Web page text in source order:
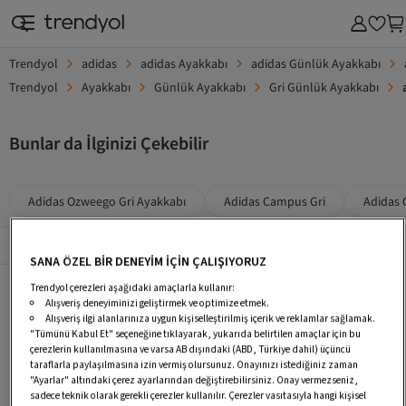
Trendyol adidas adidas Ayakkabı adidas Günlük Ayakkabı
Trendyol
Ayakkabı Günlük Ayakkabı Gri Günlük Ayakkabı
Bunlar da İlginizi Çekebilir
Adidas Ozweego Gri Ayakkabı Adidas Campus Gri Adidas
Adidas Ozweego Gri Ayakkabı Adidas Campus Gri
Adidas Yeşil Beyaz Ayakkabı
Adidas Rapidmove Ayakkabı
Adidas Renkli AyakkabıAdidas Daily 3.0
Adidas Unisex Ayakkabı
Günlük Gri Spor Ayakkabı Daily Gri Spor Ayakkabı
SANA ÖZEL BİR DENEYİM İÇİN ÇALIŞIYORUZ
Trendyol çerezleri aşağıdaki amaçlarla kullanır:
Alışveriş deneyiminizi geliştirmek ve optimize etmek.
Alışveriş ilgi alanlarınıza uygun kişiselleştirilmiş içerik ve reklamlar sağlamak.
"Tümünü Kabul Et" seçeneğine tıklayarak, yukarıda belirtilen amaçlar için bu
çerezlerin kullanılmasına ve varsa AB dışındaki (ABD, Türkiye dahil) üçüncü
taraflarla paylaşılmasına izin vermiş olursunuz. Onayınızı istediğiniz zaman
"Ayarlar" altındaki çerez ayarlarından değiştirebilirsiniz. Onay vermezseniz,
sadece teknik olarak gerekli çerezler kullanılır. Çerezler vasıtasıyla hangi kişisel